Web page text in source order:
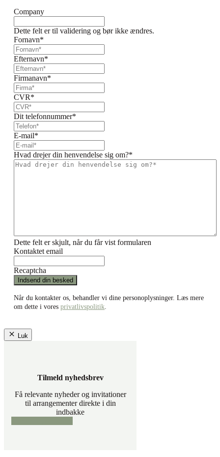
Company
Dette felt er til validering og bør ikke ændres.
Fornavn*
Efternavn*
Firmanavn*
CVR*
Dit telefonnummer*
E-mail*
Hvad drejer din henvendelse sig om?*
Dette felt er skjult, når du får vist formularen
Kontaktet email
Recaptcha
Når du kontakter os, behandler vi dine personoplysninger. Læs mere
om dette i vores privatlivspolitik.
Luk
Tilmeld nyhedsbrev
Få relevante nyheder og invitationer
til arrangementer direkte i din
indbakke